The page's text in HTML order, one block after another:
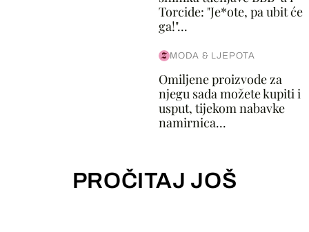
Torcide: "Je*ote, pa ubit će
ga!"...
MODA & LJEPOTA
Omiljene proizvode za
njegu sada možete kupiti i
usput, tijekom nabavke
namirnica...
PROČITAJ JOŠ